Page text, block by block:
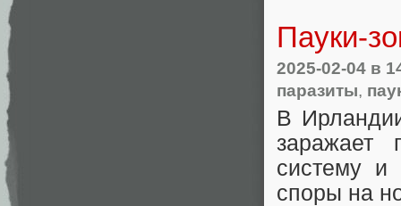
Пауки-
2025-02-04 в
паразиты,
В
заражает
систему и
споры на